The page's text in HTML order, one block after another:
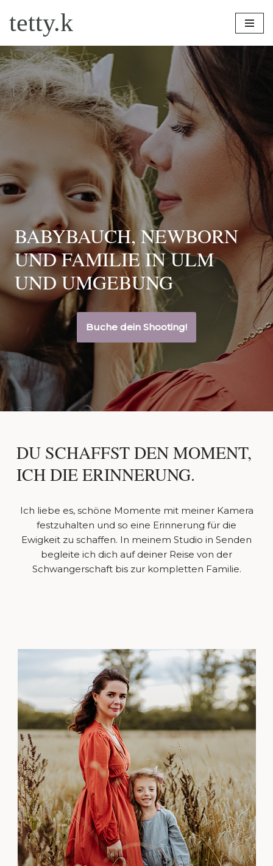
Zum
Inhalt
springen
tetty.k
BABYBAUCH, NEWBORN
UND FAMILIE IN ULM
UND UMGEBUNG
Buche dein Shooting!
DU SCHAFFST DEN MOMENT,
ICH DIE ERINNERUNG.
Ich liebe es, schöne Momente mit meiner Kamera
festzuhalten und so eine Erinnerung für die
Ewigkeit zu schaffen. In meinem Studio in Senden
begleite ich dich auf deiner Reise von der
Schwangerschaft bis zur kompletten Familie.